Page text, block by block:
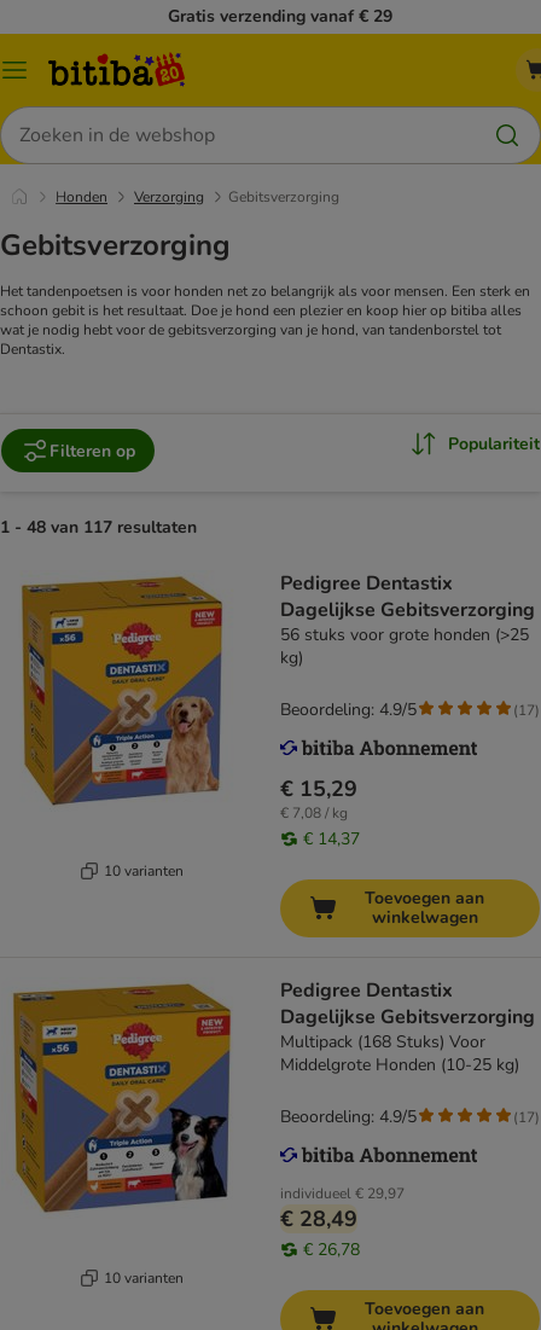
Gratis verzending vanaf € 29
Catalogusmenu
Zoeken
Honden Verzorging Gebitsverzorging
Gebitsverzorging
Het tandenpoetsen is voor honden net zo belangrijk als voor mensen. Een sterk en
schoon gebit is het resultaat. Doe je hond een plezier en koop hier op bitiba alles
wat je nodig hebt voor de gebitsverzorging van je hond, van tandenborstel tot
Dentastix.
Filteren op Populariteit
1 - 48 van 117 resultaten
10 varianten
Pedigree Dentastix
Dagelijkse Gebitsverzorging
56 stuks voor grote honden (>25
kg)
€ 15,29
€ 7,08 / kg
€ 14,37
Beoordeling: 4.9/5 (17)
Toevoegen aan
winkelwagen
10 varianten
Pedigree Dentastix
Dagelijkse Gebitsverzorging
Multipack (168 Stuks) Voor
Middelgrote Honden (10-25 kg)
individueel€ 29,97
€ 28,49
€ 26,78
Beoordeling: 4.9/5 (17)
Toevoegen aan